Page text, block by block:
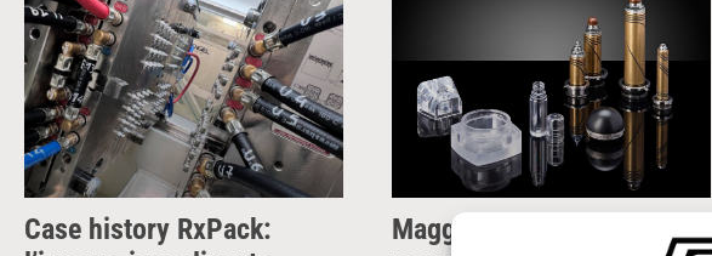
Case history RxPack:
Maggiore efficienza nel